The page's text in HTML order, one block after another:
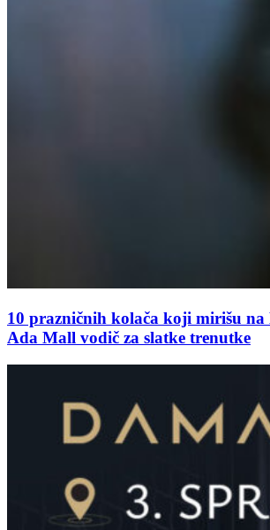
10 prazničnih kolača koji mirišu
Ada Mall vodič za slatke trenutke